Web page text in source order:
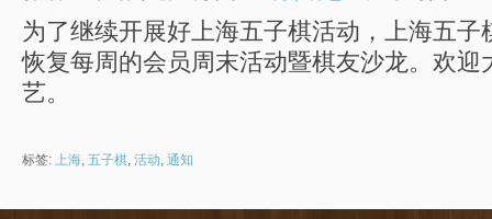
为了继续开展好上海五子棋活动，上海五子
恢复每周的会员周末活动暨棋友沙龙。欢迎
艺。
标签: 上海, 五子棋, 活动, 通知